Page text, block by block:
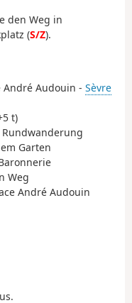
den Weg in
(S/Z).
André Audouin - Sèvre
t)
Garten
Weg
André Audouin